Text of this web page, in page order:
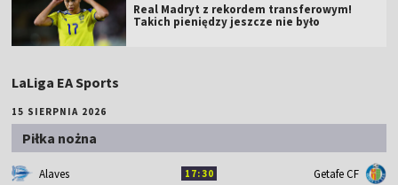
Real Madryt z rekordem transferowym!
Takich pieniędzy jeszcze nie było
LaLiga EA Sports
15 SIERPNIA 2026
Piłka nożna
Alaves 17:30 Getafe CF